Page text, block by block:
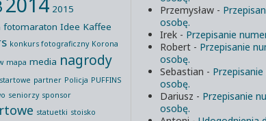
2015
fotomaraton Idee Kaffee
konkurs fotograficzny Korona
mapa media nagrody
partner Policja PUFFINS
seniorzy sponsor
statuetki stoisko
Przemysław -
osobę.
Irek - Przepisanie
Robert - Przepisanie
osobę.
Sebastian -
osobę.
Dariusz - Przepisanie
osobę.